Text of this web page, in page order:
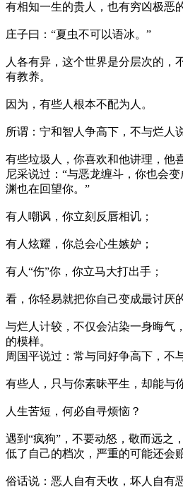
有相知一生的贵人，也有穷凶极恶
庄子曰：“夏虫不可以语冰。”
人各有异，这个世界是分层次的，
有教养。
因为，有些人根本不配为人。
所谓：宁和智人争高下，不与烂人
有些垃圾人，你喜欢和他讲理，他
尼采说过：“与恶龙缠斗，你也会
渊也在回望你。”
有人嘲讽，你立刻反唇相讥；
有人炫耀，你总会心生嫉妒；
有人“伤”你，你立马大打出手；
看，你轻易就把你自己变成最讨厌
与烂人计较，不仅会沾染一身晦气
的模样。
周国平说过：常与同好争高下，不
有些人，只与你素昧平生，却能与
人生苦短，何必自寻烦恼？
遇到“疯狗”，不要动怒，敬而远之
低了自己的档次，严重的可能还会
俗话说：恶人自有天收，坏人自有